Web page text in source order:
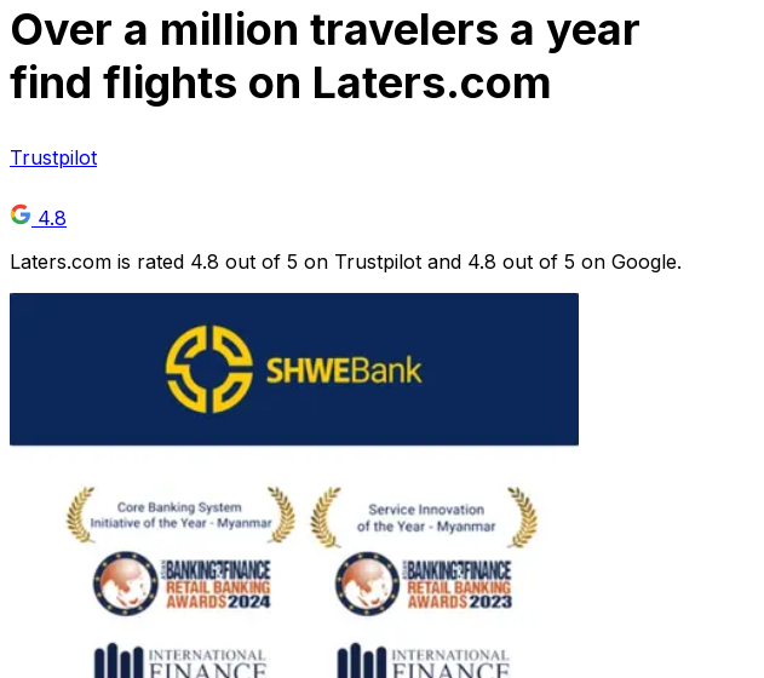
Over a million travelers a year
find flights on Laters.com
Trustpilot
4.8
Laters.com is rated 4.8 out of 5 on Trustpilot and 4.8 out of 5 on Google.